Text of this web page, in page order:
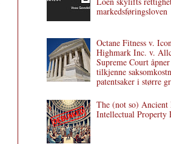
markedsføringsloven
Octane Fitness v.
Highmark Inc. v.
Supreme Court
tilkjenne
patentsaker i større
The (not so)
Intellectual Property